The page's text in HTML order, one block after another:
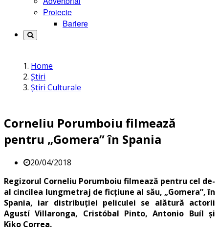
Proiecte
Bariere
Home
Știri
Știri Culturale
Corneliu Porumboiu filmează
pentru „Gomera” în Spania
20/04/2018
Regizorul Corneliu Porumboiu filmează pentru cel de-
al cincilea lungmetraj de ficțiune al său, „Gomera”, în
Spania, iar distribuției peliculei se alătură actorii
Agustí Villaronga, Cristóbal Pinto, Antonio Buíl și
Kiko Correa.